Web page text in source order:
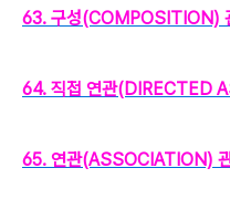
63. 구성(COMPOSITION)
64. 직접 연관(DIRECTED
65. 연관(ASSOCIATION)